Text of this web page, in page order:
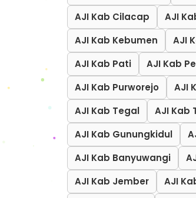
AJI Kab Cilacap
AJI
AJI Kab Kebumen
AJI
AJI Kab Pati
AJI Kab
AJI Kab Purworejo
AJI
AJI Kab Tegal
AJI Kab
AJI Kab Gunungkidul
AJI Kab Banyuwangi
AJI Kab Jember
AJI